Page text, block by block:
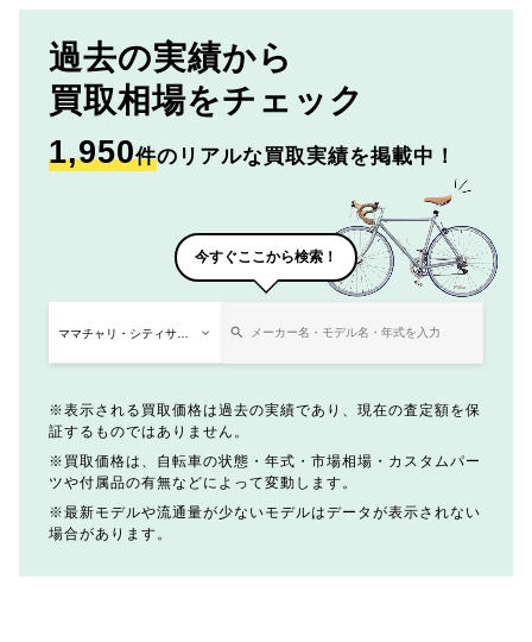
過去の実績から
買取相場をチェック
1,950件のリアルな買取実績を掲載中！
今すぐここから検索！
表示される買取価格は過去の実績であり、現在の査定額を保
証するものではありません。
買取価格は、自転車の状態・年式・市場相場・カスタムパー
ツや付属品の有無などによって変動します。
最新モデルや流通量が少ないモデルはデータが表示されない
場合があります。